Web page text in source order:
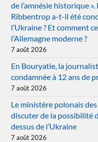
de l’amnésie historique
Ribbentrop a-t-il été
l’Ukraine ? Et comment
l’Allemagne moderne ?
7 août 2026
En Bouryatie, la
condamnée à 12 ans de
7 août 2026
Le ministère polonais
discuter de la possibilité
dessus de l’Ukraine
7 août 2026